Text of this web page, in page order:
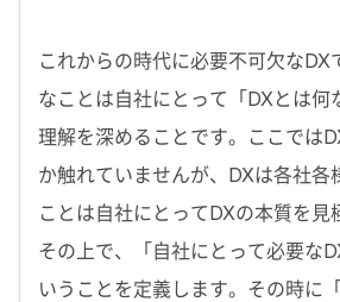
これからの時代に必要不可欠なDX
なことは自社にとって「DXとは何
理解を深めることです。ここでは
か触れていませんが、DXは各社各
ことは自社にとってDXの本質を見
その上で、「自社にとって必要な
いうことを定義します。その時に